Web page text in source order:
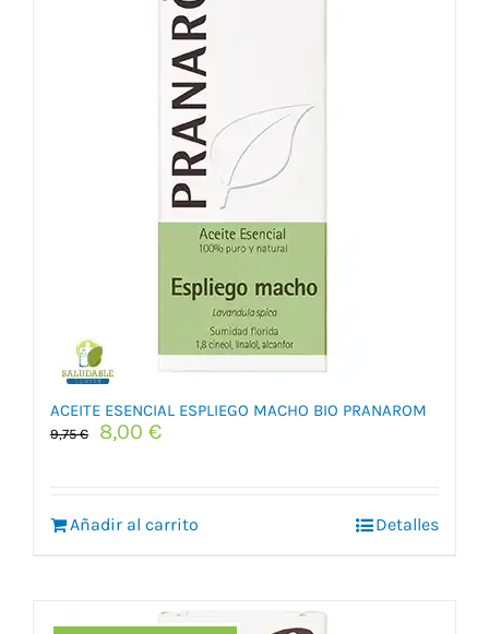
ACEITE ESENCIAL ESPLIEGO MACHO BIO PRANAROM
9,75€
El
9,75 €.
8,00 €El
8,00 €.
Añadir al carrito Detalles